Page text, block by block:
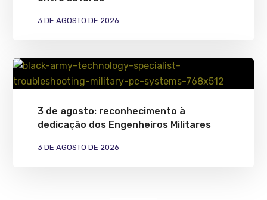
3 DE AGOSTO DE 2026
3 de agosto: reconhecimento à
dedicação dos Engenheiros Militares
3 DE AGOSTO DE 2026